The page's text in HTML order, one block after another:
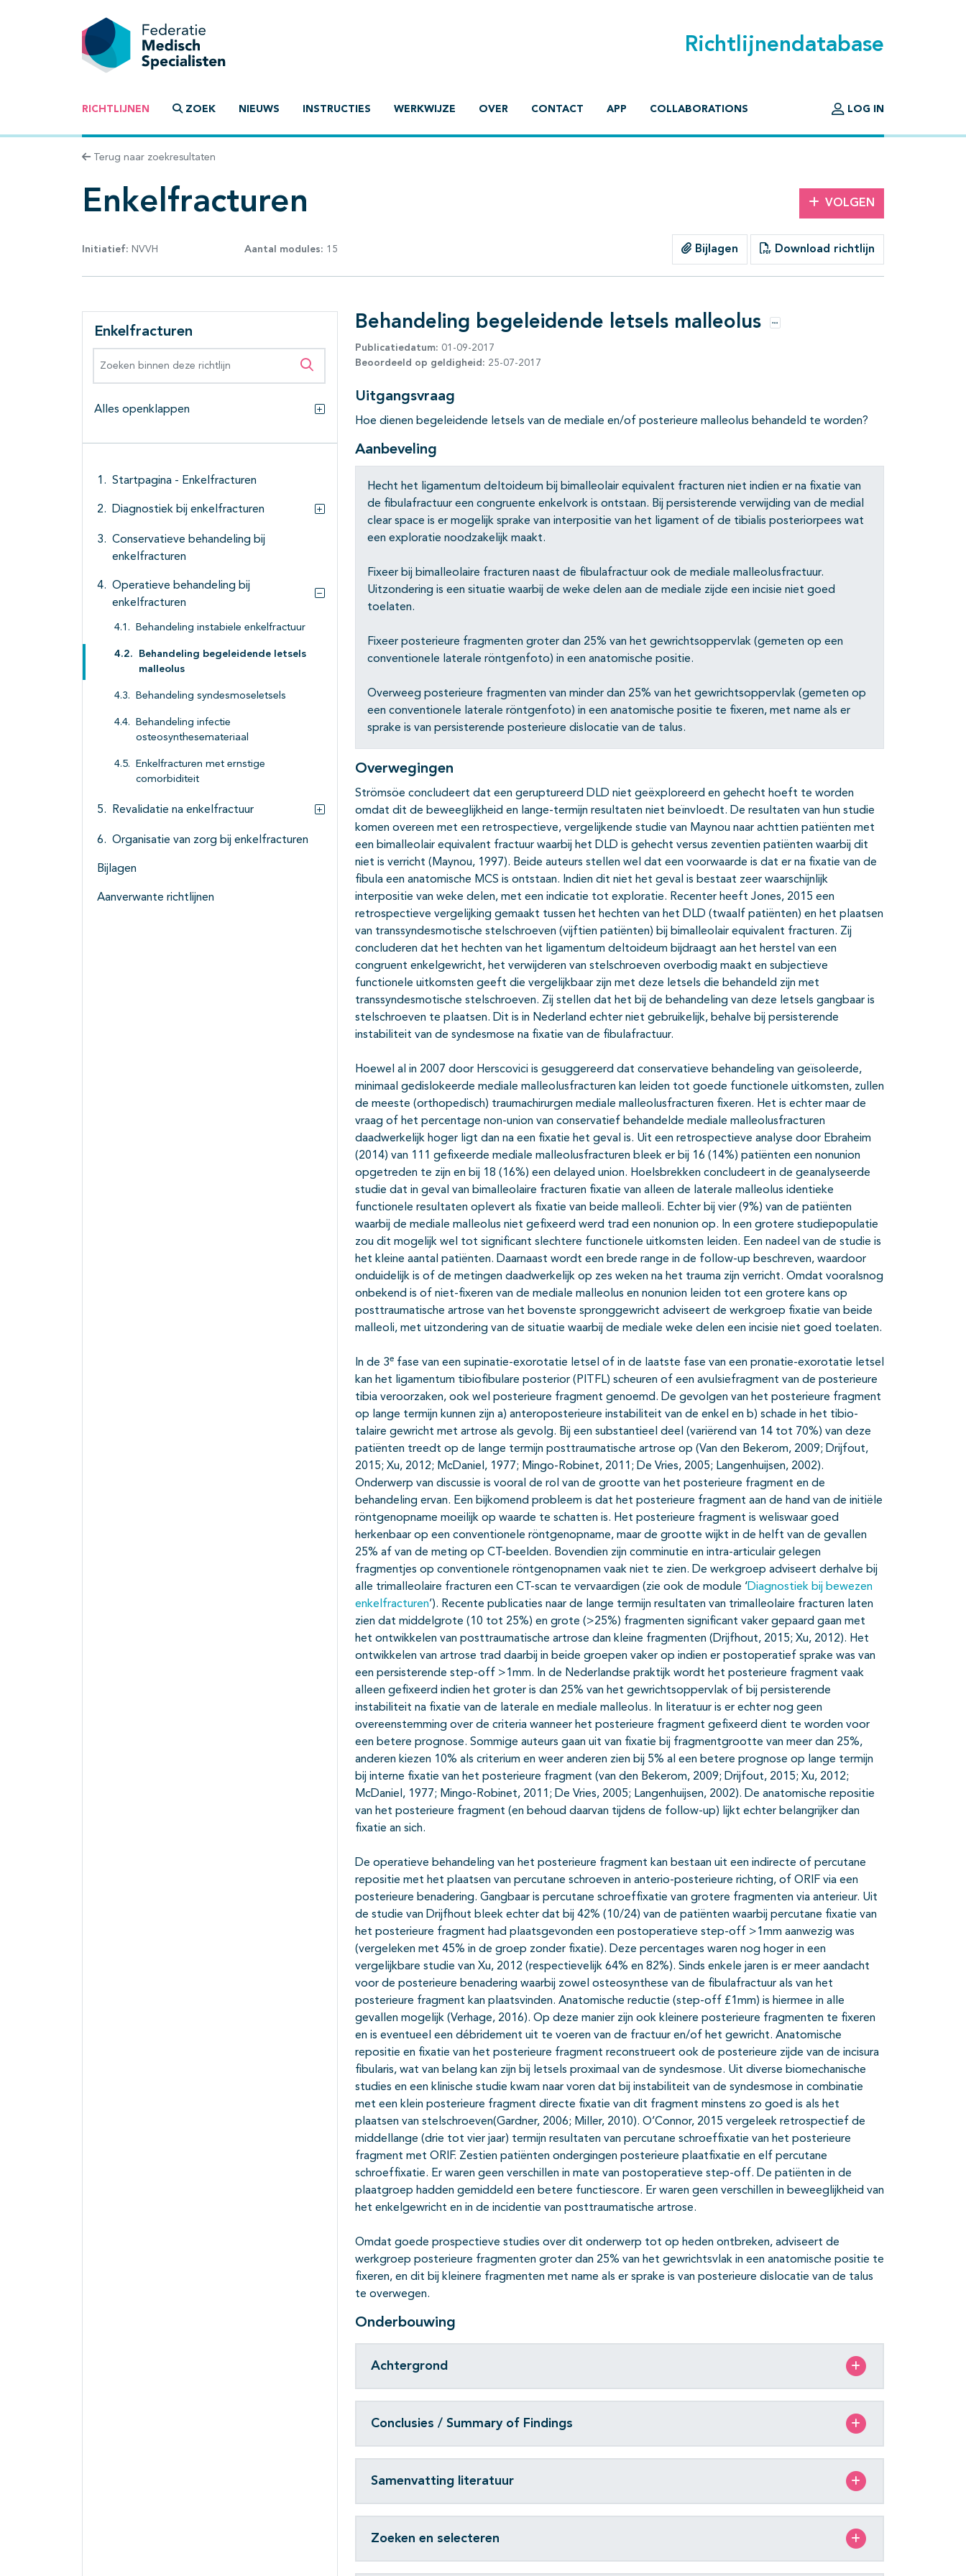
Richtlijnendatabase
RICHTLIJNEN ZOEK NIEUWS INSTRUCTIES WERKWIJZE OVER CONTACT APP COLLABORATIONS LOG IN
Terug naar zoekresultaten
Enkelfracturen VOLGEN
Initiatief: NVVH Aantal modules: 15 Bijlagen Download richtlijn
Enkelfracturen
Zoeken binnen deze richtlijn
Alles openklappen
Alles openklappen
Startpagina - Enkelfracturen
Diagnostiek bij enkelfracturen
Subpagina's open- en dichtklappen
Conservatieve behandeling bij
enkelfracturen
Operatieve behandeling bij
enkelfracturen
Subpagina's open- en dichtklappen
Behandeling instabiele enkelfractuur
Behandeling begeleidende letsels
malleolus
Behandeling syndesmoseletsels
Behandeling infectie
osteosynthesemateriaal
Enkelfracturen met ernstige
comorbiditeit
Revalidatie na enkelfractuur
Subpagina's open- en dichtklappen
Organisatie van zorg bij enkelfracturen
Bijlagen
Aanverwante richtlijnen
Behandeling begeleidende letsels malleolus Opties
Publicatiedatum: 01-09-2017
Beoordeeld op geldigheid: 25-07-2017
Uitgangsvraag
Hoe dienen begeleidende letsels van de mediale en/of posterieure malleolus behandeld te worden?
Aanbeveling
Hecht het ligamentum deltoideum bij bimalleolair equivalent fracturen niet indien er na fixatie van
de fibulafractuur een congruente enkelvork is ontstaan. Bij persisterende verwijding van de medial
clear space is er mogelijk sprake van interpositie van het ligament of de tibialis posteriorpees wat
een exploratie noodzakelijk maakt.
Fixeer bij bimalleolaire fracturen naast de fibulafractuur ook de mediale malleolusfractuur.
Uitzondering is een situatie waarbij de weke delen aan de mediale zijde een incisie niet goed
toelaten.
Fixeer posterieure fragmenten groter dan 25% van het gewrichtsoppervlak (gemeten op een
conventionele laterale röntgenfoto) in een anatomische positie.
Overweeg posterieure fragmenten van minder dan 25% van het gewrichtsoppervlak (gemeten op
een conventionele laterale röntgenfoto) in een anatomische positie te fixeren, met name als er
sprake is van persisterende posterieure dislocatie van de talus.
Overwegingen
Strömsöe concludeert dat een geruptureerd DLD niet geëxploreerd en gehecht hoeft te worden
omdat dit de beweeglijkheid en lange-termijn resultaten niet beïnvloedt. De resultaten van hun studie
komen overeen met een retrospectieve, vergelijkende studie van Maynou naar achttien patiënten met
een bimalleolair equivalent fractuur waarbij het DLD is gehecht versus zeventien patiënten waarbij dit
niet is verricht (Maynou, 1997). Beide auteurs stellen wel dat een voorwaarde is dat er na fixatie van de
fibula een anatomische MCS is ontstaan. Indien dit niet het geval is bestaat zeer waarschijnlijk
interpositie van weke delen, met een indicatie tot exploratie. Recenter heeft Jones, 2015 een
retrospectieve vergelijking gemaakt tussen het hechten van het DLD (twaalf patiënten) en het plaatsen
van transsyndesmotische stelschroeven (vijftien patiënten) bij bimalleolair equivalent fracturen. Zij
concluderen dat het hechten van het ligamentum deltoideum bijdraagt aan het herstel van een
congruent enkelgewricht, het verwijderen van stelschroeven overbodig maakt en subjectieve
functionele uitkomsten geeft die vergelijkbaar zijn met deze letsels die behandeld zijn met
transsyndesmotische stelschroeven. Zij stellen dat het bij de behandeling van deze letsels gangbaar is
stelschroeven te plaatsen. Dit is in Nederland echter niet gebruikelijk, behalve bij persisterende
instabiliteit van de syndesmose na fixatie van de fibulafractuur.
Hoewel al in 2007 door Herscovici is gesuggereerd dat conservatieve behandeling van geïsoleerde,
minimaal gedislokeerde mediale malleolusfracturen kan leiden tot goede functionele uitkomsten, zullen
de meeste (orthopedisch) traumachirurgen mediale malleolusfracturen fixeren. Het is echter maar de
vraag of het percentage non-union van conservatief behandelde mediale malleolusfracturen
daadwerkelijk hoger ligt dan na een fixatie het geval is. Uit een retrospectieve analyse door Ebraheim
(2014) van 111 gefixeerde mediale malleolusfracturen bleek er bij 16 (14%) patiënten een nonunion
opgetreden te zijn en bij 18 (16%) een delayed union. Hoelsbrekken concludeert in de geanalyseerde
studie dat in geval van bimalleolaire fracturen fixatie van alleen de laterale malleolus identieke
functionele resultaten oplevert als fixatie van beide malleoli. Echter bij vier (9%) van de patiënten
waarbij de mediale malleolus niet gefixeerd werd trad een nonunion op. In een grotere studiepopulatie
zou dit mogelijk wel tot significant slechtere functionele uitkomsten leiden. Een nadeel van de studie is
het kleine aantal patiënten. Daarnaast wordt een brede range in de follow-up beschreven, waardoor
onduidelijk is of de metingen daadwerkelijk op zes weken na het trauma zijn verricht. Omdat vooralsnog
onbekend is of niet-fixeren van de mediale malleolus en nonunion leiden tot een grotere kans op
posttraumatische artrose van het bovenste spronggewricht adviseert de werkgroep fixatie van beide
malleoli, met uitzondering van de situatie waarbij de mediale weke delen een incisie niet goed toelaten.
In de 3e fase van een supinatie-exorotatie letsel of in de laatste fase van een pronatie-exorotatie letsel
kan het ligamentum tibiofibulare posterior (PITFL) scheuren of een avulsiefragment van de posterieure
tibia veroorzaken, ook wel posterieure fragment genoemd. De gevolgen van het posterieure fragment
op lange termijn kunnen zijn a) anteroposterieure instabiliteit van de enkel en b) schade in het tibio-
talaire gewricht met artrose als gevolg. Bij een substantieel deel (variërend van 14 tot 70%) van deze
patiënten treedt op de lange termijn posttraumatische artrose op (Van den Bekerom, 2009; Drijfout,
2015; Xu, 2012; McDaniel, 1977; Mingo-Robinet, 2011; De Vries, 2005; Langenhuijsen, 2002).
Onderwerp van discussie is vooral de rol van de grootte van het posterieure fragment en de
behandeling ervan. Een bijkomend probleem is dat het posterieure fragment aan de hand van de initiële
röntgenopname moeilijk op waarde te schatten is. Het posterieure fragment is weliswaar goed
herkenbaar op een conventionele röntgenopname, maar de grootte wijkt in de helft van de gevallen
25% af van de meting op CT-beelden. Bovendien zijn comminutie en intra-articulair gelegen
fragmentjes op conventionele röntgenopnamen vaak niet te zien. De werkgroep adviseert derhalve bij
alle trimalleolaire fracturen een CT-scan te vervaardigen (zie ook de module ‘Diagnostiek bij bewezen
enkelfracturen’). Recente publicaties naar de lange termijn resultaten van trimalleolaire fracturen laten
zien dat middelgrote (10 tot 25%) en grote (>25%) fragmenten significant vaker gepaard gaan met
het ontwikkelen van posttraumatische artrose dan kleine fragmenten (Drijfhout, 2015; Xu, 2012). Het
ontwikkelen van artrose trad daarbij in beide groepen vaker op indien er postoperatief sprake was van
een persisterende step-off >1mm. In de Nederlandse praktijk wordt het posterieure fragment vaak
alleen gefixeerd indien het groter is dan 25% van het gewrichtsoppervlak of bij persisterende
instabiliteit na fixatie van de laterale en mediale malleolus. In literatuur is er echter nog geen
overeenstemming over de criteria wanneer het posterieure fragment gefixeerd dient te worden voor
een betere prognose. Sommige auteurs gaan uit van fixatie bij fragmentgrootte van meer dan 25%,
anderen kiezen 10% als criterium en weer anderen zien bij 5% al een betere prognose op lange termijn
bij interne fixatie van het posterieure fragment (van den Bekerom, 2009; Drijfout, 2015; Xu, 2012;
McDaniel, 1977; Mingo-Robinet, 2011; De Vries, 2005; Langenhuijsen, 2002). De anatomische repositie
van het posterieure fragment (en behoud daarvan tijdens de follow-up) lijkt echter belangrijker dan
fixatie an sich.
De operatieve behandeling van het posterieure fragment kan bestaan uit een indirecte of percutane
repositie met het plaatsen van percutane schroeven in anterio-posterieure richting, of ORIF via een
posterieure benadering. Gangbaar is percutane schroeffixatie van grotere fragmenten via anterieur. Uit
de studie van Drijfhout bleek echter dat bij 42% (10/24) van de patiënten waarbij percutane fixatie van
het posterieure fragment had plaatsgevonden een postoperatieve step-off >1mm aanwezig was
(vergeleken met 45% in de groep zonder fixatie). Deze percentages waren nog hoger in een
vergelijkbare studie van Xu, 2012 (respectievelijk 64% en 82%). Sinds enkele jaren is er meer aandacht
voor de posterieure benadering waarbij zowel osteosynthese van de fibulafractuur als van het
posterieure fragment kan plaatsvinden. Anatomische reductie (step-off £1mm) is hiermee in alle
gevallen mogelijk (Verhage, 2016). Op deze manier zijn ook kleinere posterieure fragmenten te fixeren
en is eventueel een débridement uit te voeren van de fractuur en/of het gewricht. Anatomische
repositie en fixatie van het posterieure fragment reconstrueert ook de posterieure zijde van de incisura
fibularis, wat van belang kan zijn bij letsels proximaal van de syndesmose. Uit diverse biomechanische
studies en een klinische studie kwam naar voren dat bij instabiliteit van de syndesmose in combinatie
met een klein posterieure fragment directe fixatie van dit fragment minstens zo goed is als het
plaatsen van stelschroeven(Gardner, 2006; Miller, 2010). O’Connor, 2015 vergeleek retrospectief de
middellange (drie tot vier jaar) termijn resultaten van percutane schroeffixatie van het posterieure
fragment met ORIF. Zestien patiënten ondergingen posterieure plaatfixatie en elf percutane
schroeffixatie. Er waren geen verschillen in mate van postoperatieve step-off. De patiënten in de
plaatgroep hadden gemiddeld een betere functiescore. Er waren geen verschillen in beweeglijkheid van
het enkelgewricht en in de incidentie van posttraumatische artrose.
Omdat goede prospectieve studies over dit onderwerp tot op heden ontbreken, adviseert de
werkgroep posterieure fragmenten groter dan 25% van het gewrichtsvlak in een anatomische positie te
fixeren, en dit bij kleinere fragmenten met name als er sprake is van posterieure dislocatie van de talus
te overwegen.
Onderbouwing
Achtergrond
Conclusies / Summary of Findings
Samenvatting literatuur
Zoeken en selecteren